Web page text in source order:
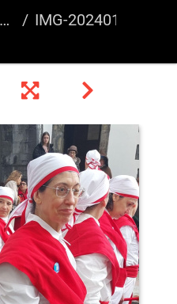
IMG-20240121-WA0129